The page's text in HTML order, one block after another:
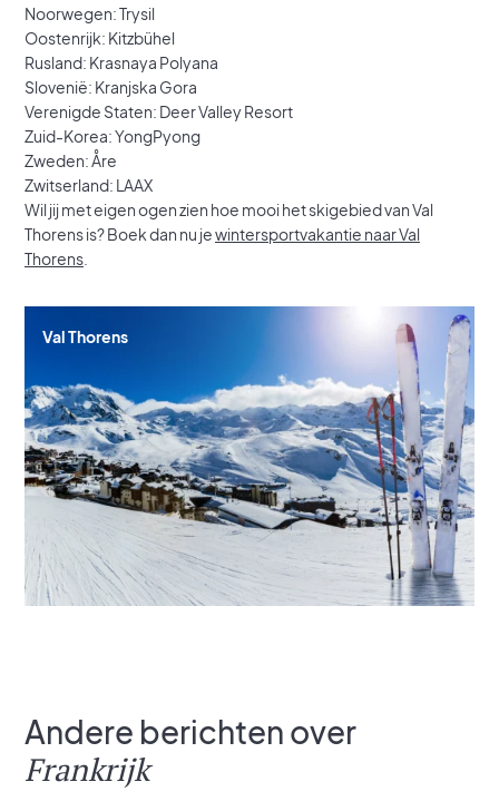
Noorwegen: Trysil
Oostenrijk: Kitzbühel
Rusland: Krasnaya Polyana
Slovenië: Kranjska Gora
Verenigde Staten: Deer Valley Resort
Zuid-Korea: YongPyong
Zweden: Åre
Zwitserland: LAAX
Wil jij met eigen ogen zien hoe mooi het skigebied van Val
Thorens is? Boek dan nu jewintersportvakantie naar Val
Thorens
Val Thorens
Andere berichten over
Frankrijk